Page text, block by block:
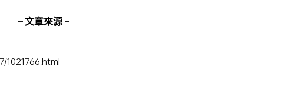
– 文章來源 –
1021766.html